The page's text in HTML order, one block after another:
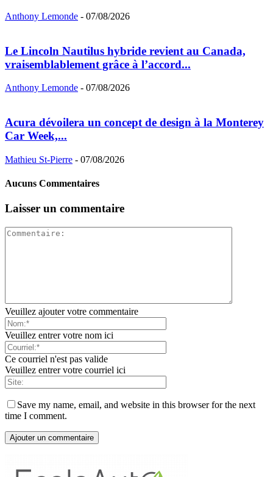
Anthony Lemonde - 07/08/2026
Le Lincoln Nautilus hybride revient au Canada,
vraisemblablement grâce à l’accord...
Anthony Lemonde - 07/08/2026
Acura dévoilera un concept de design à la Monterey
Car Week,...
Mathieu St-Pierre - 07/08/2026
Aucuns Commentaires
Laisser un commentaire
Veuillez ajouter votre commentaire
Veuillez entrer votre nom ici
Ce courriel n'est pas valide
Veuillez entrer votre courriel ici
Save my name, email, and website in this browser for the next
time I comment.